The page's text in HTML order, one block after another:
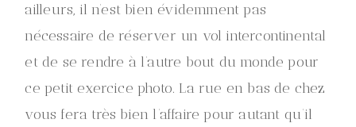
ailleurs, il n’est bien évidemment pas
nécessaire de réserver un vol intercontinental
et de se rendre à l’autre bout du monde pour
ce petit exercice photo. La rue en bas de chez
vous fera très bien l’affaire pour autant qu’il